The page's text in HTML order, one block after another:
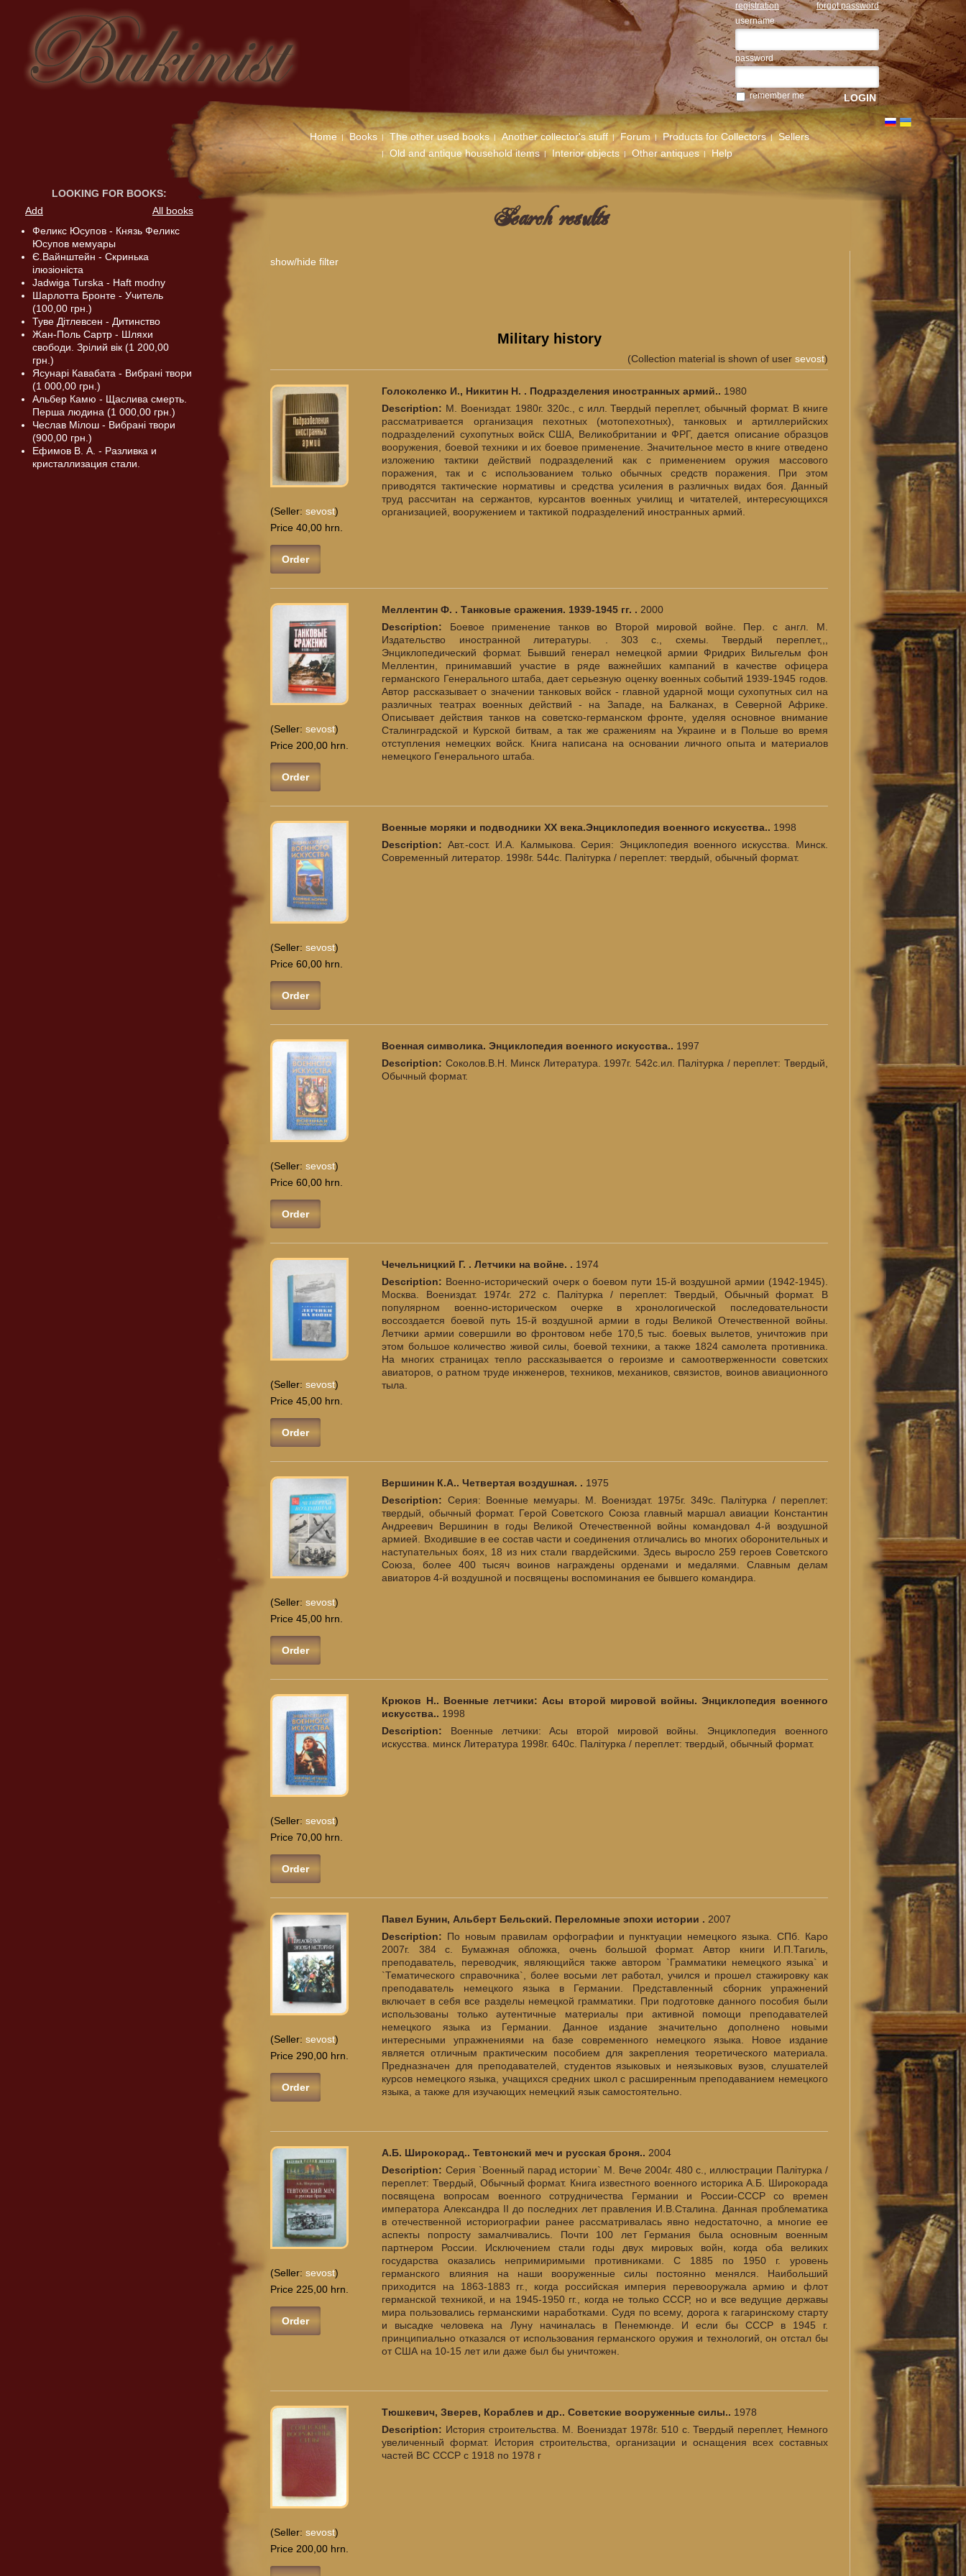
registration
forgot password
username
password
remember me
Home Books The other used books Another collector's stuff Forum Products for Collectors
Sellers
Old and antique household items
Interior objects Other antiques Help
Search results
show/hide filter
Military history
(Collection material is shown of user sevost)
(Seller:sevost)
Price 40,00 hrn.
Order
Голоколенко И., Никитин Н. . Подразделения иностранных армий.. 1980
Description: М. Воениздат. 1980г. 320с., с илл. Твердый переплет, обычный формат. В книге
рассматривается организация пехотных (мотопехотных), танковых и артиллерийских
подразделений сухопутных войск США, Великобритании и ФРГ, дается описание образцов
вооружения, боевой техники и их боевое применение. Значительное место в книге отведено
изложению тактики действий подразделений как с применением оружия массового
поражения, так и с использованием только обычных средств поражения. При этом
приводятся тактические нормативы и средства усиления в различных видах боя. Данный
труд рассчитан на сержантов, курсантов военных училищ и читателей, интересующихся
организацией, вооружением и тактикой подразделений иностранных армий.
(Seller:sevost)
Price 200,00 hrn.
Order
Меллентин Ф. . Танковые сражения. 1939-1945 гг. . 2000
Description: Боевое применение танков во Второй мировой войне. Пер. с англ. М.
Издательство иностранной литературы. . 303 с., схемы. Твердый переплет,,,
Энциклопедический формат. Бывший генерал немецкой армии Фридрих Вильгельм фон
Меллентин, принимавший участие в ряде важнейших кампаний в качестве офицера
германского Генерального штаба, дает серьезную оценку военных событий 1939-1945 годов.
Автор рассказывает о значении танковых войск - главной ударной мощи сухопутных сил на
различных театрах военных действий - на Западе, на Балканах, в Северной Африке.
Описывает действия танков на советско-германском фронте, уделяя основное внимание
Сталинградской и Курской битвам, а так же сражениям на Украине и в Польше во время
отступления немецких войск. Книга написана на основании личного опыта и материалов
немецкого Генерального штаба.
(Seller:sevost)
Price 60,00 hrn.
Order
Военные моряки и подводники XX века.Энциклопедия военного искусства.. 1998
Description: Авт.-сост. И.А. Калмыкова. Серия: Энциклопедия военного искусства. Минск.
Современный литератор. 1998г. 544с. Палiтурка / переплет: твердый, обычный формат.
(Seller:sevost)
Price 60,00 hrn.
Order
Военная символика. Энциклопедия военного искусства.. 1997
Description: Соколов.В.Н. Минск Литература. 1997г. 542с.ил. Палiтурка / переплет: Твердый,
Обычный формат.
(Seller:sevost)
Price 45,00 hrn.
Order
Чечельницкий Г. . Летчики на войне. . 1974
Description: Военно-исторический очерк о боевом пути 15-й воздушной армии (1942-1945).
Москва. Воениздат. 1974г. 272 с. Палiтурка / переплет: Твердый, Обычный формат. В
популярном военно-историческом очерке в хронологической последовательности
воссоздается боевой путь 15-й воздушной армии в годы Великой Отечественной войны.
Летчики армии совершили во фронтовом небе 170,5 тыс. боевых вылетов, уничтожив при
этом большое количество живой силы, боевой техники, а также 1824 самолета противника.
На многих страницах тепло рассказывается о героизме и самоотверженности советских
авиаторов, о ратном труде инженеров, техников, механиков, связистов, воинов авиационного
тыла.
(Seller:sevost)
Price 45,00 hrn.
Order
Вершинин К.А.. Четвертая воздушная. . 1975
Description: Серия: Военные мемуары. М. Воениздат. 1975г. 349с. Палiтурка / переплет:
твердый, обычный формат. Герой Советского Союза главный маршал авиации Константин
Андреевич Вершинин в годы Великой Отечественной войны командовал 4-й воздушной
армией. Входившие в ее состав части и соединения отличались во многих оборонительных и
наступательных боях, 18 из них стали гвардейскими. Здесь выросло 259 героев Советского
Союза, более 400 тысяч воинов награждены орденами и медалями. Славным делам
авиаторов 4-й воздушной и посвящены воспоминания ее бывшего командира.
(Seller:sevost)
Price 70,00 hrn.
Order
Крюков Н.. Военные летчики: Асы второй мировой войны. Энциклопедия военного
искусства.. 1998
Description: Военные летчики: Асы второй мировой войны. Энциклопедия военного
искусства. минск Литература 1998г. 640с. Палiтурка / переплет: твердый, обычный формат.
(Seller:sevost)
Price 290,00 hrn.
Order
Павел Бунин, Альберт Бельский. Переломные эпохи истории . 2007
Description: По новым правилам орфографии и пунктуации немецкого языка. СПб. Каро
2007г. 384 с. Бумажная обложка, очень большой формат. Автор книги И.П.Тагиль,
преподаватель, переводчик, являющийся также автором `Грамматики немецкого языка` и
`Тематического справочника`, более восьми лет работал, учился и прошел стажировку как
преподаватель немецкого языка в Германии. Представленный сборник упражнений
включает в себя все разделы немецкой грамматики. При подготовке данного пособия были
использованы только аутентичные материалы при активной помощи преподавателей
немецкого языка из Германии. Данное издание значительно дополнено новыми
интересными упражнениями на базе современного немецкого языка. Новое издание
является отличным практическим пособием для закрепления теоретического материала.
Предназначен для преподавателей, студентов языковых и неязыковых вузов, слушателей
курсов немецкого языка, учащихся средних школ с расширенным преподаванием немецкого
языка, а также для изучающих немецкий язык самостоятельно.
(Seller:sevost)
Price 225,00 hrn.
Order
А.Б. Широкорад.. Тевтонский меч и русская броня.. 2004
Description: Серия `Военный парад истории` М. Вече 2004г. 480 с., иллюстрации Палiтурка /
переплет: Твердый, Обычный формат. Книга известного военного историка А.Б. Широкорада
посвящена вопросам военного сотрудничества Германии и России-СССР со времен
императора Александра II до последних лет правления И.В.Сталина. Данная проблематика
в отечественной историографии ранее рассматривалась явно недостаточно, а многие ее
аспекты попросту замалчивались. Почти 100 лет Германия была основным военным
партнером России. Исключением стали годы двух мировых войн, когда оба великих
государства оказались непримиримыми противниками. С 1885 по 1950 г. уровень
германского влияния на наши вооруженные силы постоянно менялся. Наибольший
приходится на 1863-1883 гг., когда российская империя перевооружала армию и флот
германской техникой, и на 1945-1950 гг., когда не только СССР, но и все ведущие державы
мира пользовались германскими наработками. Судя по всему, дорога к гагаринскому старту
и высадке человека на Луну начиналась в Пенемюнде. И если бы СССР в 1945 г.
принципиально отказался от использования германского оружия и технологий, он отстал бы
от США на 10-15 лет или даже был бы уничтожен.
(Seller:sevost)
Price 200,00 hrn.
Тюшкевич, Зверев, Кораблев и др.. Советские вооруженные силы.. 1978
Description: История строительства. М. Воениздат 1978г. 510 с. Твердый переплет, Немного
увеличенный формат. История строительства, организации и оснащения всех составных
частей ВС СССР с 1918 по 1978 г
LOOKING FOR BOOKS:
Add
All books
Феликс Юсупов - Князь Феликс
Юсупов мемуары
Є.Вайнштейн - Скринька
ілюзіоніста
Jadwiga Turska - Haft modny
Шарлотта Бронте - Учитель
(100,00 грн.)
Туве Дітлевсен - Дитинство
Жан-Поль Сартр - Шляхи
свободи. Зрілий вік (1 200,00
грн.)
Ясунарі Кавабата - Вибрані твори
(1 000,00 грн.)
Альбер Камю - Щаслива смерть.
Перша людина (1 000,00 грн.)
Чеслав Мілош - Вибрані твори
(900,00 грн.)
Ефимов В. А. - Разливка и
кристаллизация стали.